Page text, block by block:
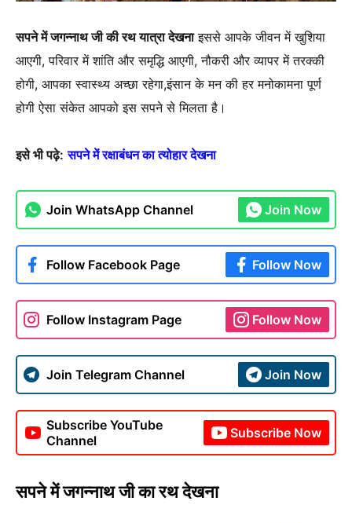
सपने में जगन्नाथ जी की रथ यात्रा देखनाइससे आपके जीवन में खुशिया
आएगी, परिवार में शांति और समृद्धि आएगी, नौकरी और व्यापर में तरक्की
होगी, आपका स्वास्थ्य अच्छा रहेगा,इंसान के मन की हर मनोकामना पूर्ण
होगी ऐसा संकेत आपको इस सपने से मिलता है।
इसे भी पढ़े: सपने में रक्षाबंधन का त्योहार देखना
Join WhatsApp Channel Join Now
Follow Facebook Page Follow Now
Follow Instagram Page Follow Now
Join Telegram Channel Join Now
Subscribe YouTube
Channel
Subscribe Now
सपने में जगन्नाथ जी का रथ देखना